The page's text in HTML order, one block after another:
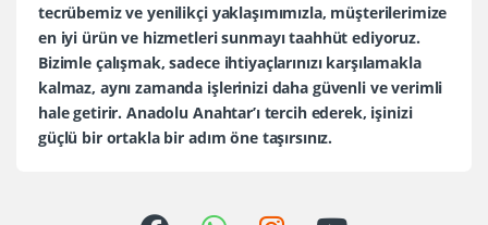
tecrübemiz ve yenilikçi yaklaşımımızla, müşterilerimize
en iyi ürün ve hizmetleri sunmayı taahhüt ediyoruz.
Bizimle çalışmak, sadece ihtiyaçlarınızı karşılamakla
kalmaz, aynı zamanda işlerinizi daha güvenli ve verimli
hale getirir. Anadolu Anahtar’ı tercih ederek, işinizi
güçlü bir ortakla bir adım öne taşırsınız.